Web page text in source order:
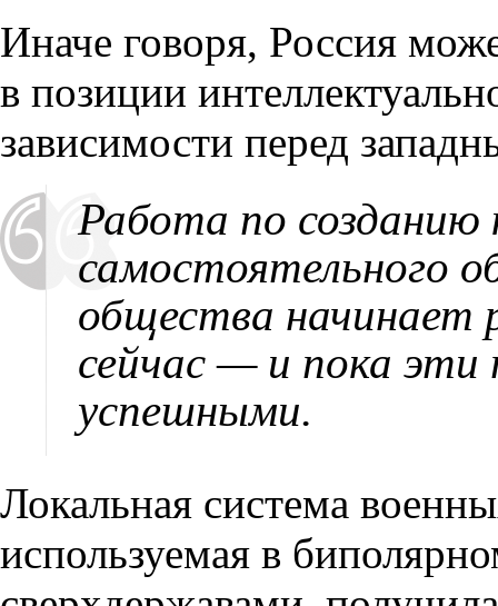
Иначе говоря, Россия
в позиции
зависимости перед
Работа по созданию
самостоятельного
общества начинает
сейчас — и пока эти
успешными.
Локальная система
используемая в